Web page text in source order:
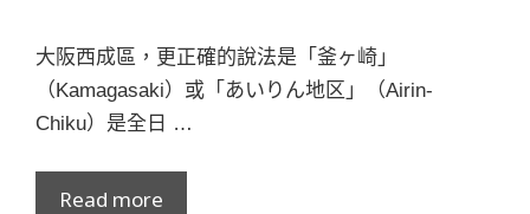
大阪西成區，更正確的說法是「釜ヶ崎」
（Kamagasaki）或「あいりん地区」（Airin-
Chiku）是全日 …
Read more